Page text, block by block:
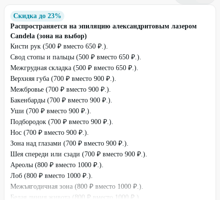
Скидка до 23%
Распространяется на эпиляцию александритовым лазером
Candela (зона на выбор)
Кисти рук (500 ₽ вместо 650 ₽.).
Свод стопы и пальцы (500 ₽ вместо 650 ₽.).
Межгрудная складка (500 ₽ вместо 650 ₽.).
Верхняя губа (700 ₽ вместо 900 ₽.).
Межбровье (700 ₽ вместо 900 ₽.).
Бакенбарды (700 ₽ вместо 900 ₽.).
Уши (700 ₽ вместо 900 ₽.).
Подбородок (700 ₽ вместо 900 ₽.).
Нос (700 ₽ вместо 900 ₽.).
Зона над глазами (700 ₽ вместо 900 ₽.).
Шея спереди или сзади (700 ₽ вместо 900 ₽.).
Ареолы (800 ₽ вместо 1000 ₽.).
Лоб (800 ₽ вместо 1000 ₽.).
Межъягодичная зона (800 ₽ вместо 1000 ₽.).
Белая линия живота (800 ₽ вместо 1000 ₽.).